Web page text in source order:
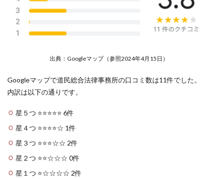
出典：Googleマップ（参照2024年4月15日）
Googleマップで道民総合法律事務所の口コミ数は11件でした。
内訳は以下の通りです。
星５つ ⭐️⭐️⭐️⭐️⭐️ 6件
星４つ ⭐️⭐️⭐️⭐️☆ 1件
星３つ ⭐️⭐️⭐️☆☆ 2件
星２つ ⭐️⭐️☆☆☆ 0件
星１つ ⭐️☆☆☆☆ 2件